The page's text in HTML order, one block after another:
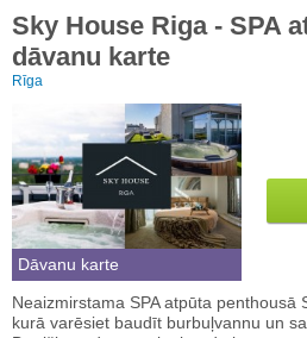
Sky House Riga - SPA
dāvanu karte
Rīga
Dāvanu karte
Neaizmirstama SPA atpūta penthousā
kurā varēsiet baudīt burbuļvannu un